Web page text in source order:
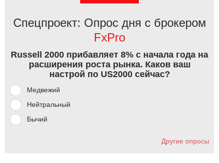
Спецпроект: Опрос дня с брокером
FxPro
Russell 2000 прибавляет 8% с начала года на
расширения роста рынка. Каков ваш
настрой по US2000 сейчас?
Медвежий
Нейтральный
Бычий
Другие опросы